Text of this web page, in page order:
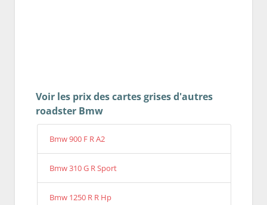
Voir les prix des cartes grises d'autres
roadster Bmw
Bmw 900 F R A2
Bmw 310 G R Sport
Bmw 1250 R R Hp